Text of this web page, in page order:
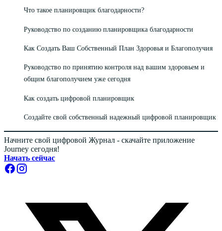
Что такое планировщик благодарности?
Руководство по созданию планировщика благодарности
Как Создать Ваш Собственный План Здоровья и Благополучия
Руководство по принятию контроля над вашим здоровьем и
общим благополучием уже сегодня
Как создать цифровой планировщик
Создайте свой собственный надежный цифровой планировщик
Начните свой цифровой Журнал - скачайте приложение
Journey сегодня!
Начать сейчас